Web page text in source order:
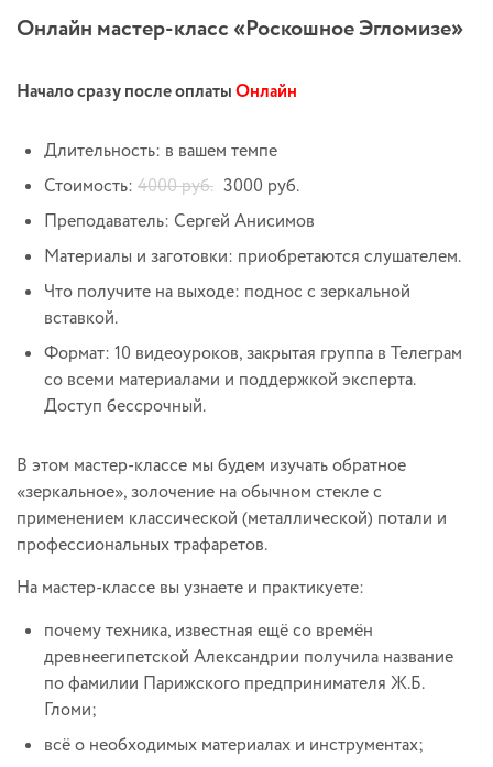
Онлайн мастер-класс «Роскошное Эгломизе»
Начало сразу после оплатыОнлайн
Длительность: в вашем темпе
Стоимость: 4000 руб. 3000 руб.
Преподаватель: Сергей Анисимов
Материалы и заготовки: приобретаются слушателем.
Что получите на выходе: поднос с зеркальной
вставкой.
Формат: 10 видеоуроков, закрытая группа в Телеграм
со всеми материалами и поддержкой эксперта.
Доступ бессрочный.
В этом мастер-классе мы будем изучать обратное
«зеркальное», золочение на обычном стекле с
применением классической (металлической) потали и
профессиональных трафаретов.
На мастер-классе вы узнаете и практикуете:
почему техника, известная ещё со времён
древнеегипетской Александрии получила название
по фамилии Парижского предпринимателя Ж.Б.
Гломи;
всё о необходимых материалах и инструментах;